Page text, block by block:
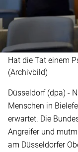
Hat die Tat einem
(Archivbild)
Düsseldorf (dpa) -
Menschen in
erwartet. Die
Angreifer und
am Düsseldorfer